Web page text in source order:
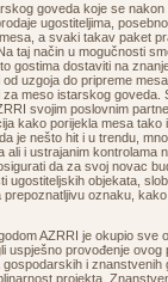
goveda koje se
ugostiteljima,
a svaki takav paket
taj način u mogučnosti
gostima dostaviti na
od uzgoja do pripreme
meso istarskog goveda.
svojim poslovnim
kako porijekla mesa tako
je nešto hit i u trendu,
ali i ustrajanim kontrolama
da za svoj novac
ugostiteljskih objekata,
prepoznatljivu oznaku,
AZRRI je okupio sve
uspješno provođenje
i znanstvenih
projekta.